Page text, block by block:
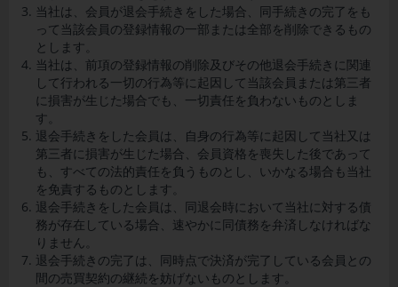
当社は、会員が退会手続きをした場合、同手続きの完了をも
って当該会員の登録情報の一部または全部を削除できるもの
とします。
当社は、前項の登録情報の削除及びその他退会手続きに関連
して行われる一切の行為等に起因して当該会員または第三者
に損害が生じた場合でも、一切責任を負わないものとしま
す。
退会手続きをした会員は、自身の行為等に起因して当社又は
第三者に損害が生じた場合、会員資格を喪失した後であって
も、すべての法的責任を負うものとし、いかなる場合も当社
を免責するものとします。
退会手続きをした会員は、同退会時において当社に対する債
務が存在している場合、速やかに同債務を弁済しなければな
りません。
退会手続きの完了は、同時点で決済が完了している会員との
間の売買契約の継続を妨げないものとします。